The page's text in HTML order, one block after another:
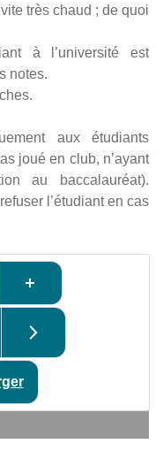
très chaud ; de quoi
à l’université est
notes.
aux étudiants
joué en club, n’ayant
au baccalauréat).
l’étudiant en cas